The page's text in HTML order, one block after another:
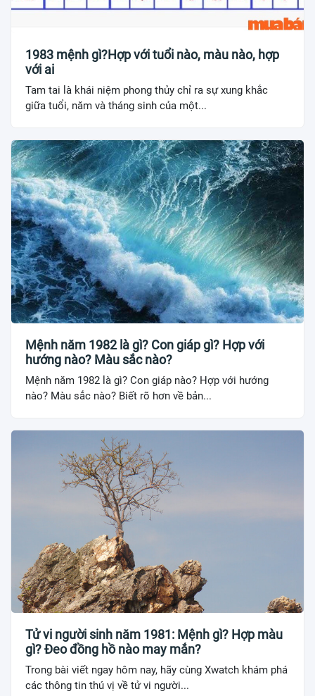
1983 mệnh gì?Hợp với tuổi nào, màu nào, hợp
với ai
Tam tai là khái niệm phong thủy chỉ ra sự xung khắc
giữa tuổi, năm và tháng sinh của một...
Mệnh năm 1982 là gì? Con giáp gì? Hợp với
hướng nào? Màu sắc nào?
Mệnh năm 1982 là gì? Con giáp nào? Hợp với hướng
nào? Màu sắc nào? Biết rõ hơn về bản...
Tử vi người sinh năm 1981: Mệnh gì? Hợp màu
gì? Đeo đồng hồ nào may mắn?
Trong bài viết ngay hôm nay, hãy cùng Xwatch khám phá
các thông tin thú vị về tử vi người...